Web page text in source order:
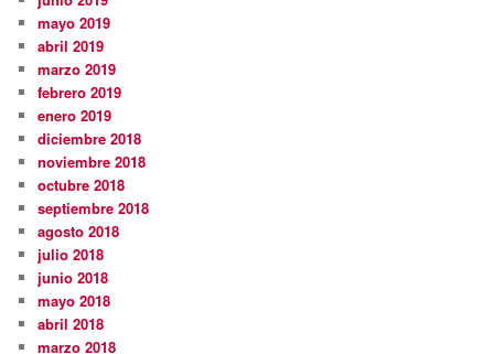
mayo 2019
abril 2019
marzo 2019
febrero 2019
enero 2019
diciembre 2018
noviembre 2018
octubre 2018
septiembre 2018
agosto 2018
julio 2018
junio 2018
mayo 2018
abril 2018
marzo 2018